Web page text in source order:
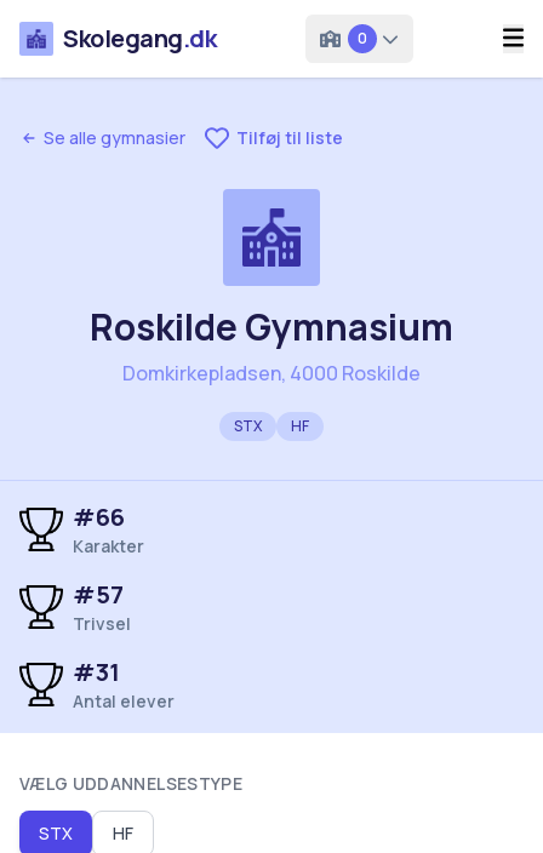
Skolegang.dk 0
Se alle gymnasier Tilføj til liste
Roskilde Gymnasium
Domkirkepladsen, 4000 Roskilde
STX HF
#66
Karakter
#57
Trivsel
#31
Antal elever
VÆLG UDDANNELSESTYPE
STX HF